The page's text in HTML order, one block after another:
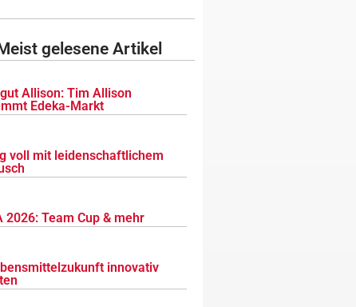
gelesene Artikel
Allison: Tim Allison
Edeka-Markt
voll mit leidenschaftlichem
2026: Team Cup & mehr
innovativ